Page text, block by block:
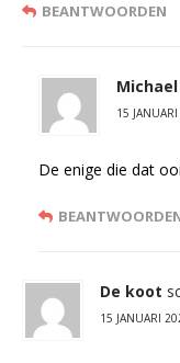
BEANTWOORDEN
Michael
15
De enige die dat
De koot
15 JANUARI